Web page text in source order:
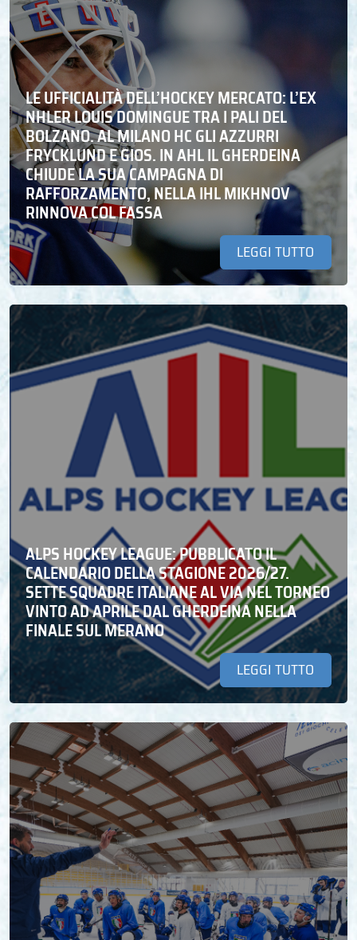
LE UFFICIALITÀ DELL’HOCKEY MERCATO: L’EX
NHLER LOUIS DOMINGUE TRA I PALI DEL
BOLZANO. AL MILANO HC GLI AZZURRI
FRYCKLUND E GIOS. IN AHL IL GHERDEINA
CHIUDE LA SUA CAMPAGNA DI
RAFFORZAMENTO, NELLA IHL MIKHNOV
RINNOVA COL FASSA
LEGGI TUTTO
ALPS HOCKEY LEAGUE: PUBBLICATO IL
CALENDARIO DELLA STAGIONE 2026/27.
SETTE SQUADRE ITALIANE AL VIA NEL TORNEO
VINTO AD APRILE DAL GHERDEINA NELLA
FINALE SUL MERANO
LEGGI TUTTO